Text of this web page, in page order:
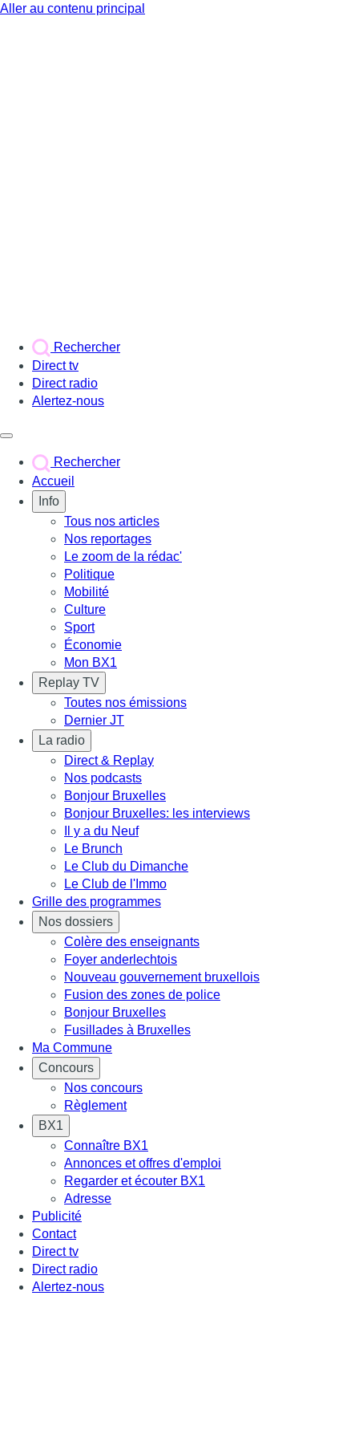
Aller au contenu principal
Rechercher
Direct tv
Direct radio
Alertez-nous
Rechercher
Accueil
Info
Tous nos articles
Nos reportages
Le zoom de la rédac'
Politique
Mobilité
Culture
Sport
Économie
Mon BX1
Replay TV
Toutes nos émissions
Dernier JT
La radio
Direct & Replay
Nos podcasts
Bonjour Bruxelles
Bonjour Bruxelles: les interviews
Il y a du Neuf
Le Brunch
Le Club du Dimanche
Le Club de l'Immo
Grille des programmes
Nos dossiers
Colère des enseignants
Foyer anderlechtois
Nouveau gouvernement bruxellois
Fusion des zones de police
Bonjour Bruxelles
Fusillades à Bruxelles
Ma Commune
Concours
Nos concours
Règlement
BX1
Connaître BX1
Annonces et offres d'emploi
Regarder et écouter BX1
Adresse
Publicité
Contact
Direct tv
Direct radio
Alertez-nous